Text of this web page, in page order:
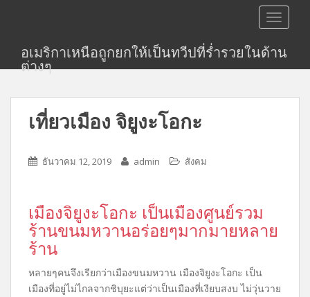
t
อเมริกาเหนือถูกยกให้เป็นทวีปที่ร่ำรวยในด้าน
ต่างๆ
เที่ยวเมือง จิยูงะโอกะ
ธันวาคม 12, 2019 admin สังคม
เมืองจิยูงะโอกะ เป็นเมืองศูนย์รวม
ร้านขนมหวานอร่อยๆมากมายหลาย
ร้าน
หลายๆคนจึงเรียกว่าเมืองขนมหวาน เมืองจิยูงะโอกะ เป็น
เมืองที่อยู่ไม่ไกลจากชิบุยะแต่ว่าเป็นเมืองที่เงียบสงบ ไม่วุ่นวาย